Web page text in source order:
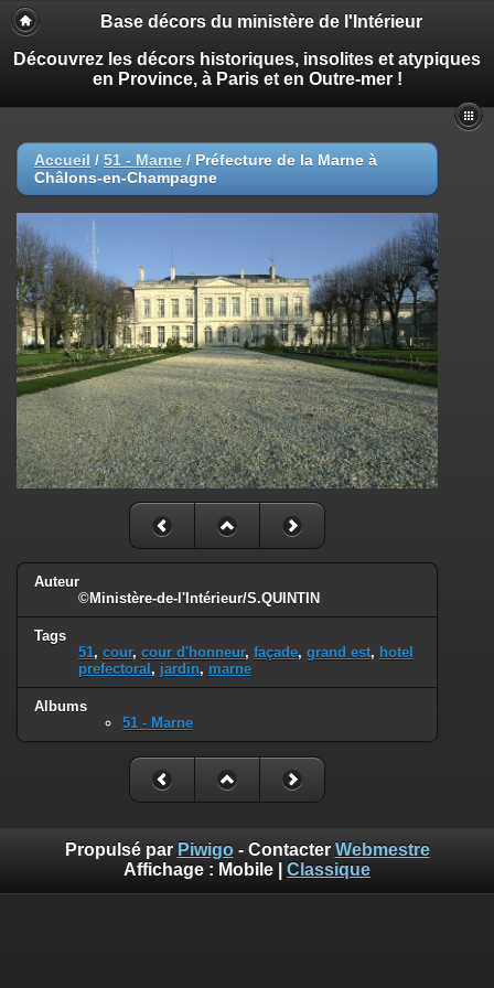
Base décors du ministère de l'Intérieur
Découvrez les décors historiques, insolites et atypiques
en Province, à Paris et en Outre-mer !
Accueil / 51 - Marne / Préfecture de la Marne à
Châlons-en-Champagne
Auteur
©Ministère-de-l'Intérieur/S.QUINTIN
Tags
51, cour, cour d'honneur, façade, grand est, hotel
prefectoral , jardin, marne
Albums
51 - Marne
Propulsé par Piwigo- Contacter Webmestre
Affichage : Mobile Classique